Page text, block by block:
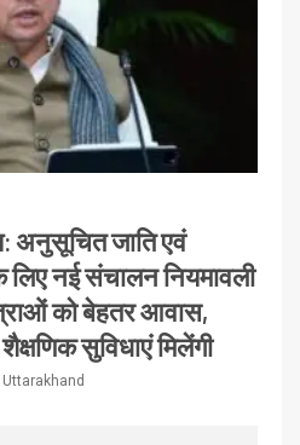
अनुसूचित जाति एवं
लिए नई संचालन नियमावली
को बेहतर आवास,
सुविधाएं मिलेंगी